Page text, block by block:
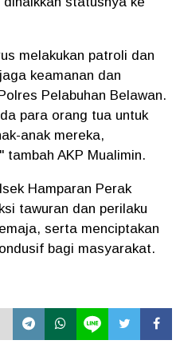
melakukan patroli dan
keamanan dan
Pelabuhan Belawan.
para orang tua untuk
anak mereka,
tambah AKP Mualimin.
Hamparan Perak
tawuran dan perilaku
serta menciptakan
bagi masyarakat.